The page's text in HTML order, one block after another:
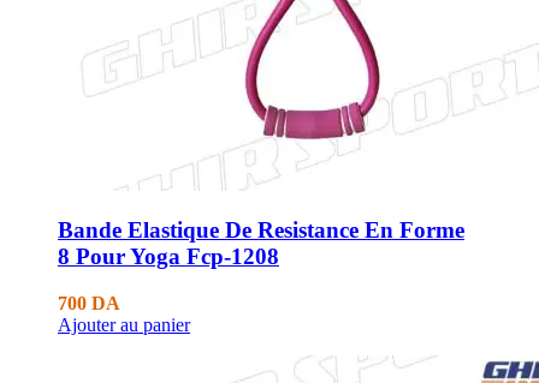
Bande Elastique De Resistance En Forme
8 Pour Yoga Fcp-1208
700 DA
Ajouter au panier